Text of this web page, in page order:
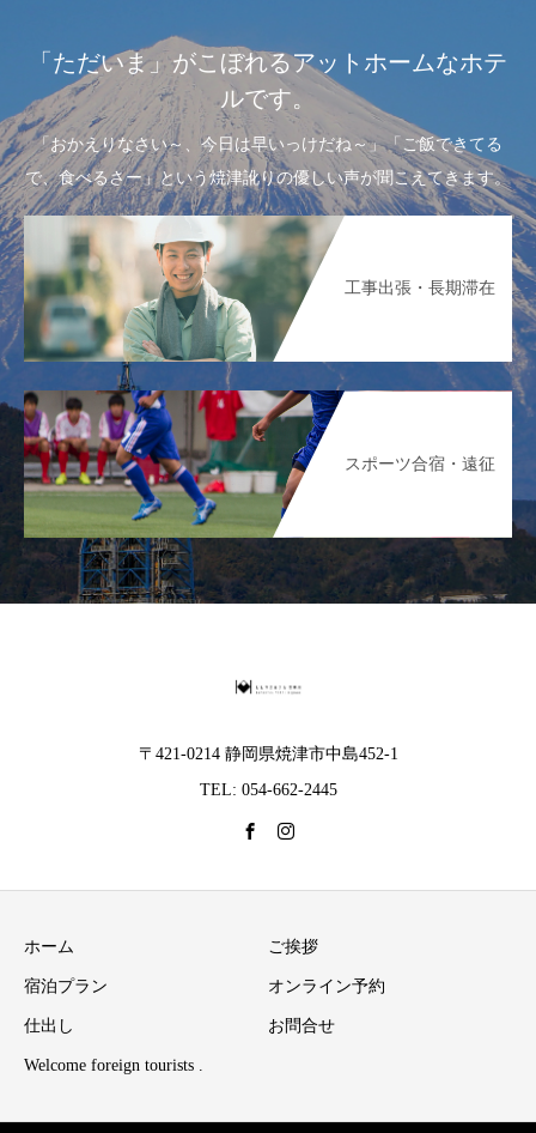
「ただいま」がこぼれるアットホームなホテ
ルです。
「おかえりなさい～、今日は早いっけだね～」「ご飯できてる
で、食べるさー」という焼津訛りの優しい声が聞こえてきます。
工事出張・長期滞在
スポーツ合宿・遠征
〒421-0214 静岡県焼津市中島452-1
TEL: 054-662-2445
ホーム ご挨拶
宿泊プラン オンライン予約
仕出し お問合せ
Welcome foreign tourists .